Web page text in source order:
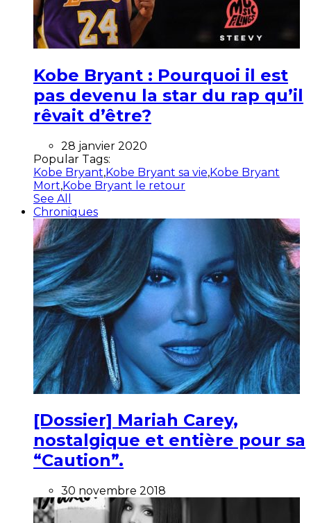
Kobe Bryant : Pourquoi il est
pas devenu la star du rap qu’il
rêvait d’être?
28 janvier 2020
Popular Tags:
Kobe Bryant,Kobe Bryant sa vie,Kobe Bryant
Mort,Kobe Bryant le retour
See All
Chroniques
[Dossier] Mariah Carey,
nostalgique et entière pour sa
“Caution”.
30 novembre 2018